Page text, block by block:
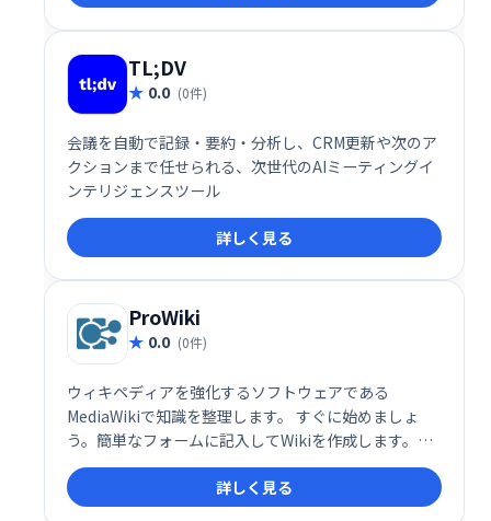
TL;DV
0.0 (0件)
会議を自動で記録・要約・分析し、CRM更新や次のア
クションまで任せられる、次世代のAIミーティングイ
ンテリジェンスツール
詳しく見る
ProWiki
0.0 (0件)
ウィキペディアを強化するソフトウェアである
MediaWikiで知識を整理します。 すぐに始めましょ
う。簡単なフォームに記入してWikiを作成します。同
僚を招待して参加するか、すぐに編集を開始してくだ
さい。Wikiはプロトタイピングに最適です。
詳しく見る